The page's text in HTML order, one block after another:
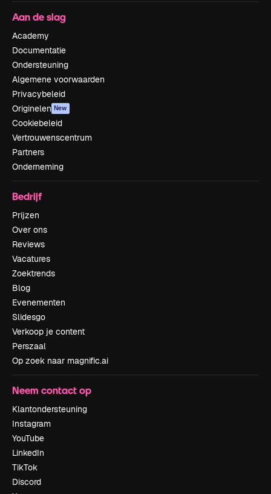
Aan de slag
Academy
Documentatie
Ondersteuning
Algemene voorwaarden
Privacybeleid
Originelen New
Cookiebeleid
Vertrouwenscentrum
Partners
Onderneming
Bedrijf
Prijzen
Over ons
Reviews
Vacatures
Zoektrends
Blog
Evenementen
Slidesgo
Verkoop je content
Perszaal
Op zoek naar magnific.ai
Neem contact op
Klantondersteuning
Instagram
YouTube
LinkedIn
TikTok
Discord